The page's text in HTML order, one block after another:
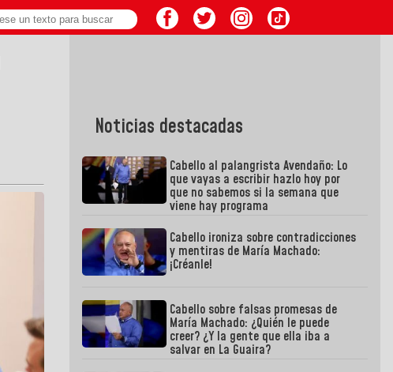
Noticias destacadas
Cabello al palangrista Avendaño: Lo
que vayas a escribir hazlo hoy por
que no sabemos si la semana que
viene hay programa
Cabello ironiza sobre contradicciones
y mentiras de María Machado:
¡Créanle!
Cabello sobre falsas promesas de
María Machado: ¿Quién le puede
creer? ¿Y la gente que ella iba a
salvar en La Guaira?